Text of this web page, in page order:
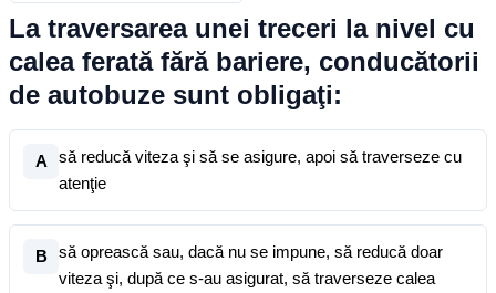
La traversarea unei treceri la nivel cu
calea ferată fără bariere, conducătorii
de autobuze sunt obligaţi:
A
să reducă viteza şi să se asigure, apoi să traverseze cu
atenţie
B
să oprească sau, dacă nu se impune, să reducă doar
viteza şi, după ce s-au asigurat, să traverseze calea